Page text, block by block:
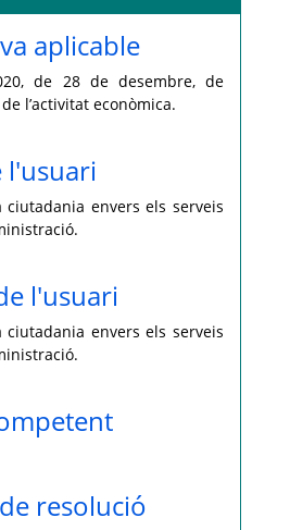
aplicable
de 28 de desembre, de
l’activitat econòmica.
l'usuari
envers els serveis
l'usuari
envers els serveis
resolució